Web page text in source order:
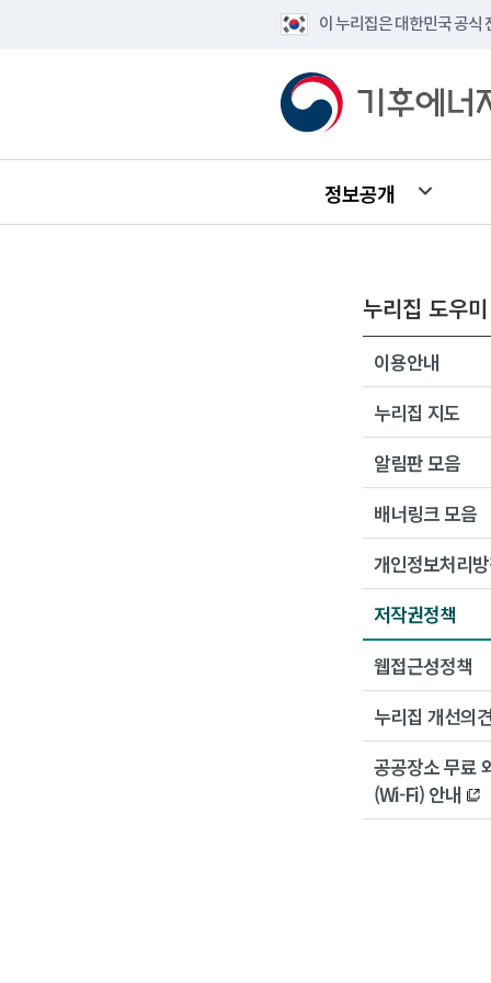
이 누리집은 대한민국 공식
정보공개
누리집 도우미
이용안내
누리집 지도
알림판 모음
배너링크 모음
개인정보처리
저작권정책
웹접근성정책
누리집 개선의
공공장소 무료
(Wi-Fi) 안내